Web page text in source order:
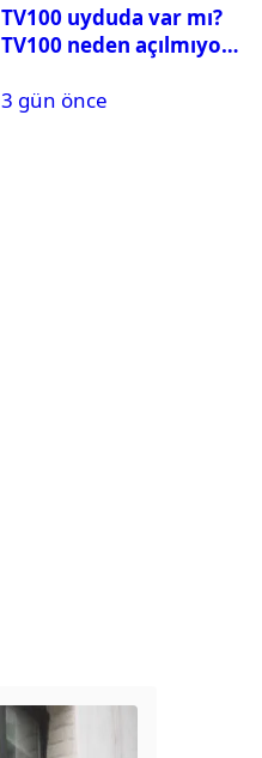
TV100 uyduda var mı?
TV100 neden açılmıyor?
3 gün önce